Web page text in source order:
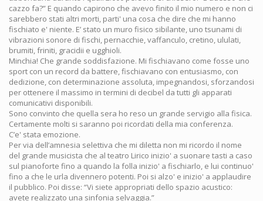
cazzo fa?” E quando capirono che avevo finito il mio numero e non ci
sarebbero stati altri morti, parti' una cosa che dire che mi hanno
fischiato e' niente. E’ stato un muro fisico sibilante, uno tsunami di
vibrazioni sonore di fischi, pernacchie, vaffanculo, cretino, ululati,
brumiti, friniti, gracidii e ugghioli.
Minchia! Che grande soddisfazione. Mi fischiavano come fosse uno
sport con un record da battere, fischiavano con entusiasmo, con
dedizione, con determinazione assoluta, impegnandosi, sforzandosi
per ottenere il massimo in termini di decibel da tutti gli apparati
comunicativi disponibili.
Sono convinto che quella sera ho reso un grande servigio alla fisica.
Certamente molti si saranno poi ricordati della mia conferenza.
C’e' stata emozione.
Per via dell’amnesia selettiva che mi diletta non mi ricordo il nome
del grande musicista che al teatro Lirico inizio' a suonare tasti a caso
sul pianoforte fino a quando la folla inizio' a fischiarlo, e lui continuo'
fino a che le urla divennero potenti. Poi si alzo' e inizio' a applaudire
il pubblico. Poi disse: “Vi siete appropriati dello spazio acustico:
avete realizzato una sinfonia selvaggia.”